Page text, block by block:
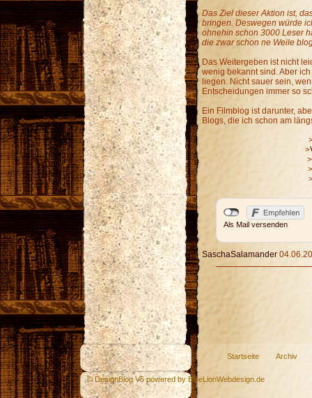
Das Ziel dieser Aktion ist,
bringen. Deswegen würde
ohnehin schon 3000 Leser
die zwar schon ne Weile
Das Weitergeben ist nicht
wenig bekannt sind. Aber
liegen. Nicht sauer sein,
Entscheidungen immer so
Ein Filmblog ist darunter,
Blogs, die ich schon am
>
>
>
Als Mail versenden
SaschaSalamander
Startseite Archiv
© DesignBlog V5 powered by BlueLionWebdesign.de